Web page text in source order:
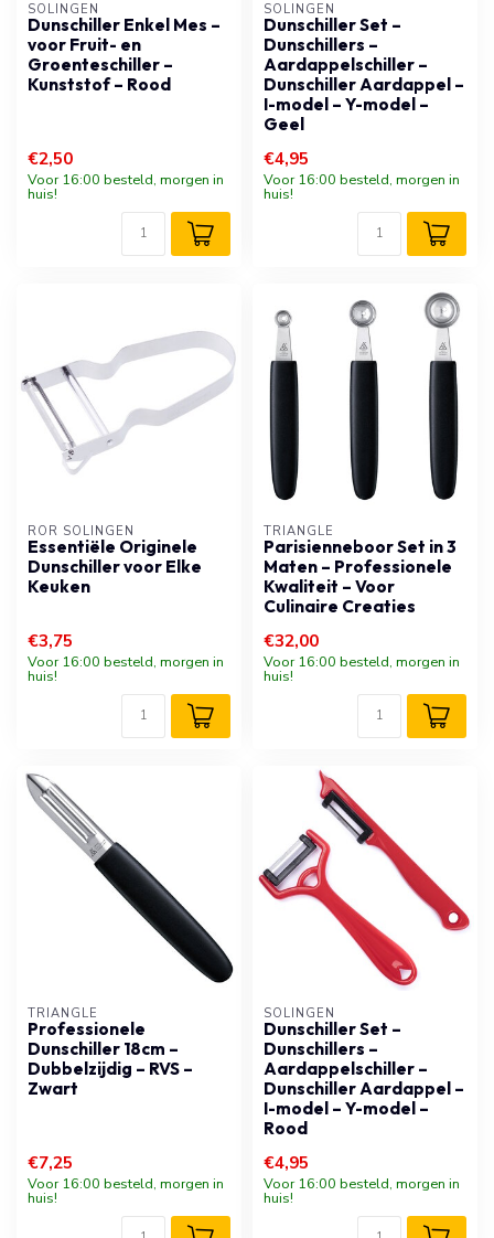
SOLINGEN
Dunschiller Enkel Mes –
voor Fruit- en
Groenteschiller –
Kunststof – Rood
€2,50
Voor 16:00 besteld, morgen in
huis!
SOLINGEN
Dunschiller Set –
Dunschillers –
Aardappelschiller –
Dunschiller Aardappel –
I-model – Y-model –
Geel
€4,95
Voor 16:00 besteld, morgen in
huis!
RÖR SOLINGEN
Essentiële Originele
Dunschiller voor Elke
Keuken
€3,75
Voor 16:00 besteld, morgen in
huis!
TRIANGLE
Parisienneboor Set in 3
Maten – Professionele
Kwaliteit – Voor
Culinaire Creaties
€32,00
Voor 16:00 besteld, morgen in
huis!
TRIANGLE
Professionele
Dunschiller 18cm –
Dubbelzijdig – RVS –
Zwart
€7,25
Voor 16:00 besteld, morgen in
huis!
SOLINGEN
Dunschiller Set –
Dunschillers –
Aardappelschiller –
Dunschiller Aardappel –
I-model – Y-model –
Rood
€4,95
Voor 16:00 besteld, morgen in
huis!